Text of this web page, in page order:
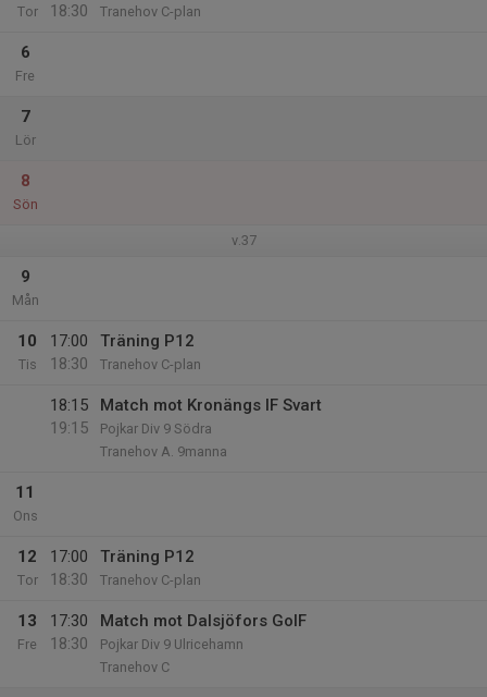
Tor
18:30
Tranehov C-plan
6
Fre
7
Lör
8
Sön
v.37
9
Mån
10
Tis
17:00
18:30
Träning P12
Tranehov C-plan
18:15
19:15
Match mot Kronängs IF Svart
Pojkar Div 9 Södra
Tranehov A. 9manna
11
Ons
12
Tor
17:00
18:30
Träning P12
Tranehov C-plan
13
Fre
17:30
18:30
Match mot Dalsjöfors GoIF
Pojkar Div 9 Ulricehamn
Tranehov C